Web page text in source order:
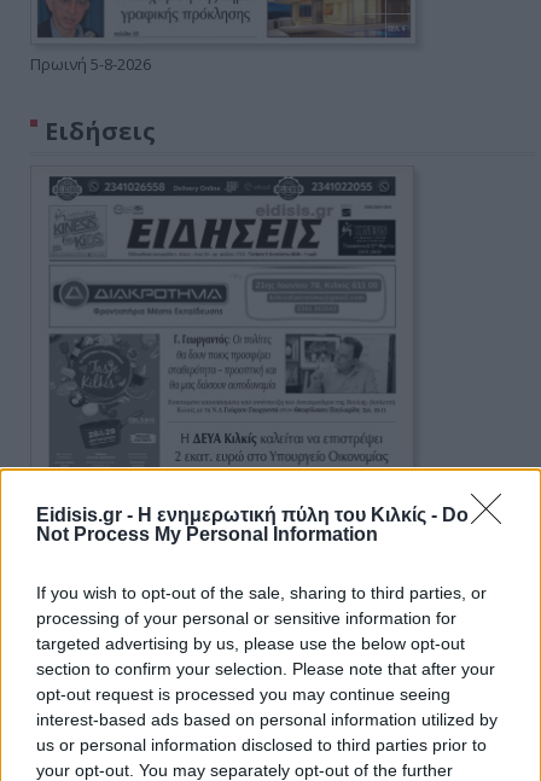
Eidisis.gr - Η ενημερωτική πύλη του Κιλκίς - Do
Not Process My Personal Information
If you wish to opt-out of the sale, sharing to third parties, or
processing of your personal or sensitive information for
targeted advertising by us, please use the below opt-out
section to confirm your selection. Please note that after your
opt-out request is processed you may continue seeing
interest-based ads based on personal information utilized by
us or personal information disclosed to third parties prior to
your opt-out. You may separately opt-out of the further
Πρωινή 5-8-2026
Ειδήσεις
Ειδήσεις 5-8-2026